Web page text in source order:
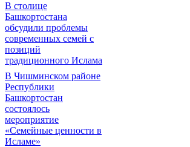
В столице
Башкортостана
обсудили проблемы
современных семей с
позиций
традиционного Ислама
В Чишминском районе
Республики
Башкортостан
состоялось
мероприятие
«Семейные ценности в
Исламе»